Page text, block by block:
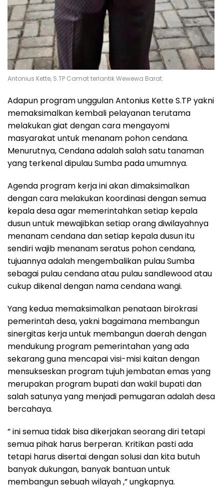
Antonius Kette, S.TP Camat terlantik Wewewa Barat.
Adapun program unggulan Antonius Kette S.TP yakni
memaksimalkan kembali pelayanan terutama
melakukan giat dengan cara mengayomi
masyarakat untuk menanam pohon cendana.
Menurutnya, Cendana adalah salah satu tanaman
yang terkenal dipulau Sumba pada umumnya.
Agenda program kerja ini akan dimaksimalkan
dengan cara melakukan koordinasi dengan semua
kepala desa agar memerintahkan setiap kepala
dusun untuk mewajibkan setiap orang diwilayahnya
menanam cendana dan setiap kepala dusun itu
sendiri wajib menanam seratus pohon cendana,
tujuannya adalah mengembalikan pulau Sumba
sebagai pulau cendana atau pulau sandlewood atau
cukup dikenal dengan nama cendana wangi.
Yang kedua memaksimalkan penataan birokrasi
pemerintah desa, yakni bagaimana membangun
sinergitas kerja untuk membangun daerah dengan
mendukung program pemerintahan yang ada
sekarang guna mencapai visi-misi kaitan dengan
mensukseskan program tujuh jembatan emas yang
merupakan program bupati dan wakil bupati dan
salah satunya yang menjadi pemugaran adalah desa
bercahaya.
” ini semua tidak bisa dikerjakan seorang diri tetapi
semua pihak harus berperan. Kritikan pasti ada
tetapi harus disertai dengan solusi dan kita butuh
banyak dukungan, banyak bantuan untuk
membangun sebuah wilayah ,” ungkapnya.